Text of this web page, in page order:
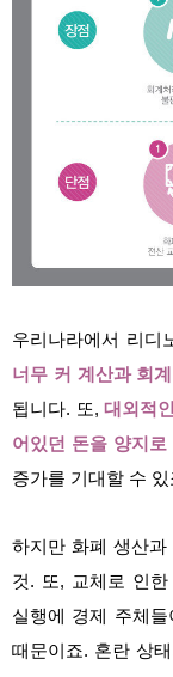
우리나라에서 리디
너무 커 계산과 회
됩니다. 또,대외적
어있던 돈을 양지
증가를 기대할 수 있
하지만 화폐 생산과
것. 또, 교체로 인한
실행에 경제 주체
때문이죠. 혼란 상